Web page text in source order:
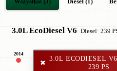
Wszystkie (3) Diesel (1)
3.0L EcoDiesel V6· Diesel· 239
2014
✖
3.0L ECODIESEL
239 PS